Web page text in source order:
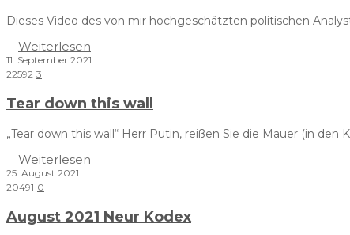
Dieses Video des von mir hochgeschätzten politischen
Weiterlesen
11. September 2021
22592 3
Tear down this wall
„Tear down this wall“ Herr Putin, reißen Sie die Mauer (in
Weiterlesen
25. August 2021
20491 0
August 2021 Neur Kodex